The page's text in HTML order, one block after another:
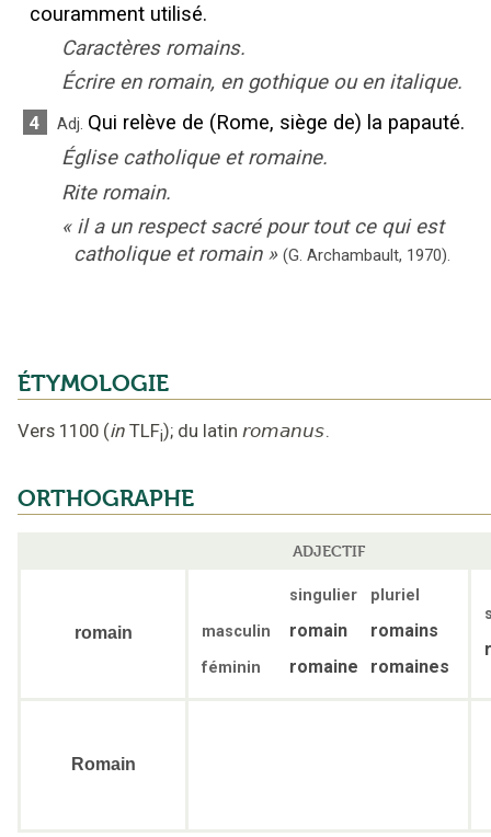
couramment utilisé.
Caractères romains.
Écrire en romain, en gothique ou en italique.
4 Adj. Qui relève de (Rome, siège de) la papauté.
Église catholique et romaine.
Rite romain.
« il a un respect sacré pour tout ce qui est
catholique et romain » (G. Archambault, 1970).
ÉTYMOLOGIE
Vers 1100 (in TLFi); du latin romanus.
ORTHOGRAPHE
ADJECTIF
romain
singulier
pluriel
masculin
romain romains
féminin romaine romaines
Romain